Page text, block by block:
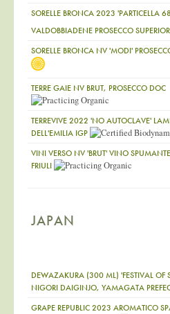
SORELLE BRONCA 2023 'PARTICELLA
VALDOBBIADENE PROSECCO
SORELLE BRONCA NV 'MODI'
TERRE GAIE NV BRUT, PROSECCO DOC
TERREVIVE 2022 'NO AUTOCLAVE'
DELL'EMILIA IGP
VINI VERSO NV 'BRUT' VINO
FRIULI
JAPAN
DEWAZAKURA (300 ML) 'FESTIVAL OF
NIGORI DAIGINJO, YAMAGATA
GRAPE REPUBLIC 2023 AROMATICO